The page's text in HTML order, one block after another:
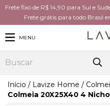
Frete fixo de R$ 14,90 para Sul e
Frete grátis para todo Brasil
MENU
Início / Lavize Home /
Colmeia 20X25X40 4